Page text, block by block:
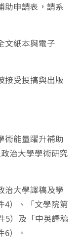
助申請表，請系
文紙本與電子
接受投搞與出版
術能量躍升補助
治大學學術研究
治大學譯稿及學
4）、「文學院第
5）及「中英譯稿
）。